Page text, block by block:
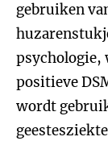
gebruiken
psychologie,
positieve
wordt